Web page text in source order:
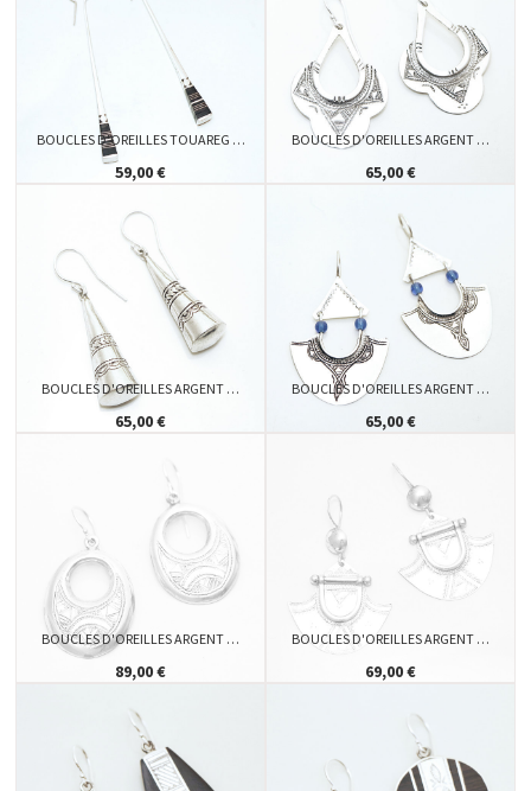
BOUCLES D'OREILLES TOUAREG …
59,00 €
BOUCLES D'OREILLES ARGENT …
65,00 €
BOUCLES D'OREILLES ARGENT …
65,00 €
BOUCLES D'OREILLES ARGENT …
65,00 €
BOUCLES D'OREILLES ARGENT …
89,00 €
BOUCLES D'OREILLES ARGENT …
69,00 €